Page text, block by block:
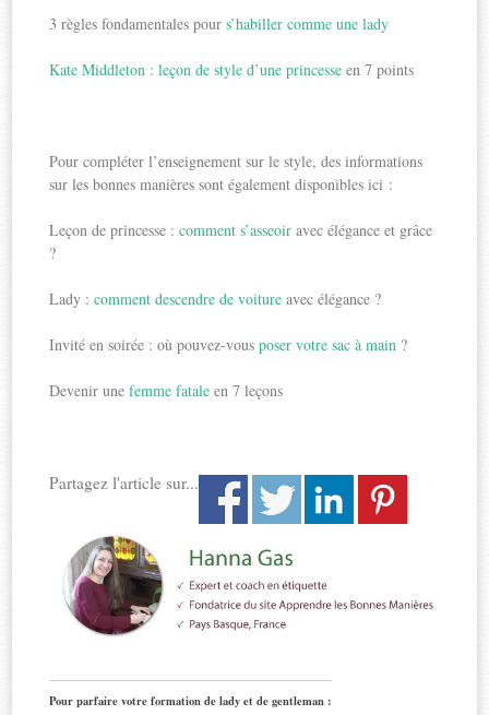
3 règles fondamentales pours’habiller comme une lady
Kate Middleton : leçon de style d’une princesse en 7 points
Pour compléter l’enseignement sur le style, des informations
sur les bonnes manières sont également disponibles ici :
Leçon de princesse :comment s’asseoir avec élégance et grâce
?
Lady :comment descendre de voiture avec élégance ?
Invité en soirée : où pouvez-vousposer votre sac à main ?
Devenir unefemme fatale en 7 leçons
Partagez l'article sur...
Pour parfaire votre formation de lady et de gentleman :